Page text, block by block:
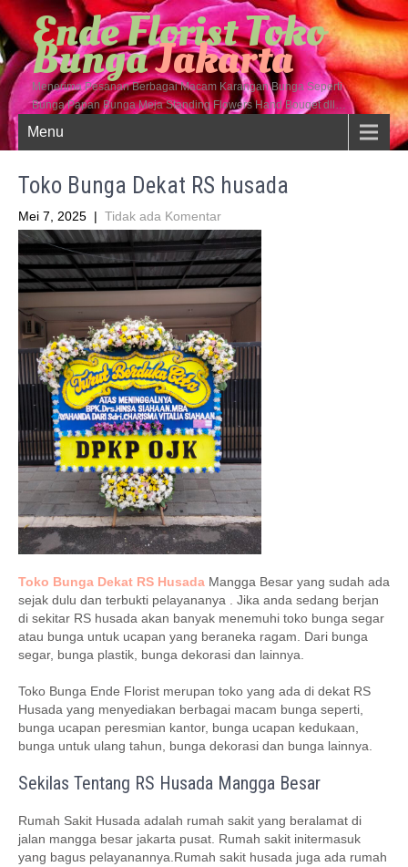
Ende Florist Toko
BungaJakarta
Menerima Pesanan Berbagai Macam Karangan Bunga Seperti
Bunga Papan Bunga Meja Standing Flowers Hand Bouqet dll…
Menu
Toko Bunga Dekat RS husada
Mei 7, 2025 | Tidak ada Komentar
Toko Bunga Dekat RS Husada Mangga Besar yang sudah ada
sejak dulu dan terbukti pelayananya . Jika anda sedang berjan
di sekitar RS husada akan banyak menemuhi toko bunga segar
atau bunga untuk ucapan yang beraneka ragam. Dari bunga
segar, bunga plastik, bunga dekorasi dan lainnya.
Toko Bunga Ende Florist merupan toko yang ada di dekat RS
Husada yang menyediakan berbagai macam bunga seperti,
bunga ucapan peresmian kantor, bunga ucapan kedukaan,
bunga untuk ulang tahun, bunga dekorasi dan bunga lainnya.
Sekilas Tentang RS Husada Mangga Besar
Rumah Sakit Husada adalah rumah sakit yang beralamat di
jalan mangga besar jakarta pusat. Rumah sakit initermasuk
yang bagus pelayanannya.Rumah sakit husada juga ada rumah